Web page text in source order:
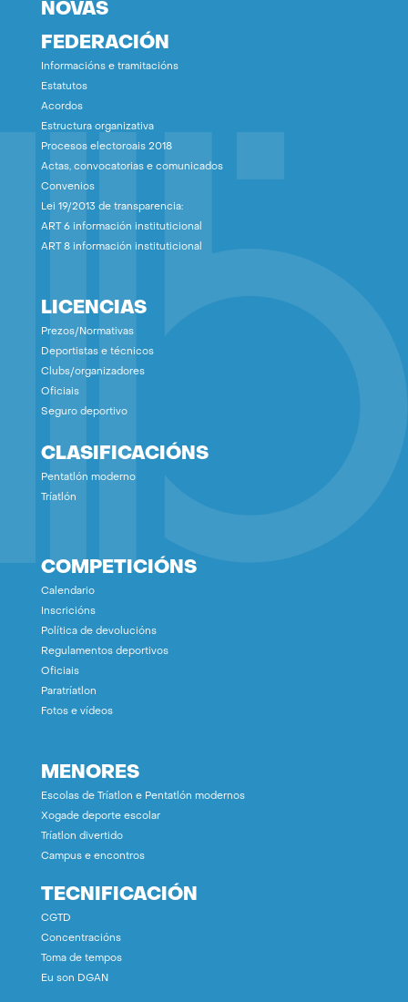
NOVAS
FEDERACIÓN
Informacións e tramitacións
Estatutos
Acordos
Estructura organizativa
Procesos electoroais 2018
Actas, convocatorias e comunicados
Convenios
Lei 19/2013 de transparencia:
ART 6 información instituticional
ART 8 información instituticional
LICENCIAS
Prezos/Normativas
Deportistas e técnicos
Clubs/organizadores
Oficiais
Seguro deportivo
CLASIFICACIÓNS
Pentatlón moderno
Tríatlón
COMPETICIÓNS
Calendario
Inscricións
Política de devolucións
Regulamentos deportivos
Oficiais
Paratríatlon
Fotos e vídeos
MENORES
Escolas de Tríatlon e Pentatlón modernos
Xogade deporte escolar
Tríatlon divertido
Campus e encontros
TECNIFICACIÓN
CGTD
Concentracións
Toma de tempos
Eu son DGAN